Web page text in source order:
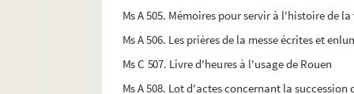
Ms A 505. Mémoires pour servir à l'histoire de
Ms A 506. Les prières de la messe écrites et
Ms C 507. Livre d'heures à l'usage de Rouen
Ms A 508. Lot d'actes concernant la